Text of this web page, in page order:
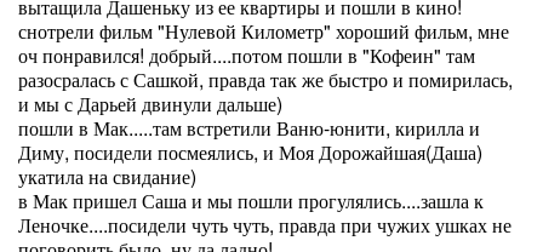
вытащила Дашеньку из ее квартиры и пошли в кино!
снотрели фильм "Нулевой Километр" хороший фильм, мне
оч понравился! добрый....потом пошли в "Кофеин" там
разосралась с Сашкой, правда так же быстро и помирилась,
и мы с Дарьей двинули дальше)
пошли в Мак.....там встретили Ваню-юнити, кирилла и
Диму, посидели посмеялись, и Моя Дорожайшая(Даша)
укатила на свидание)
в Мак пришел Саша и мы пошли прогулялись....зашла к
Леночке....посидели чуть чуть, правда при чужих ушках не